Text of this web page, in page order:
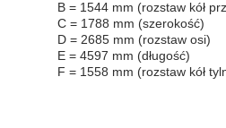
B = 1544 mm (rozstaw kół
C = 1788 mm (szerokość)
D = 2685 mm (rozstaw osi)
E = 4597 mm (długość)
F = 1558 mm (rozstaw kół